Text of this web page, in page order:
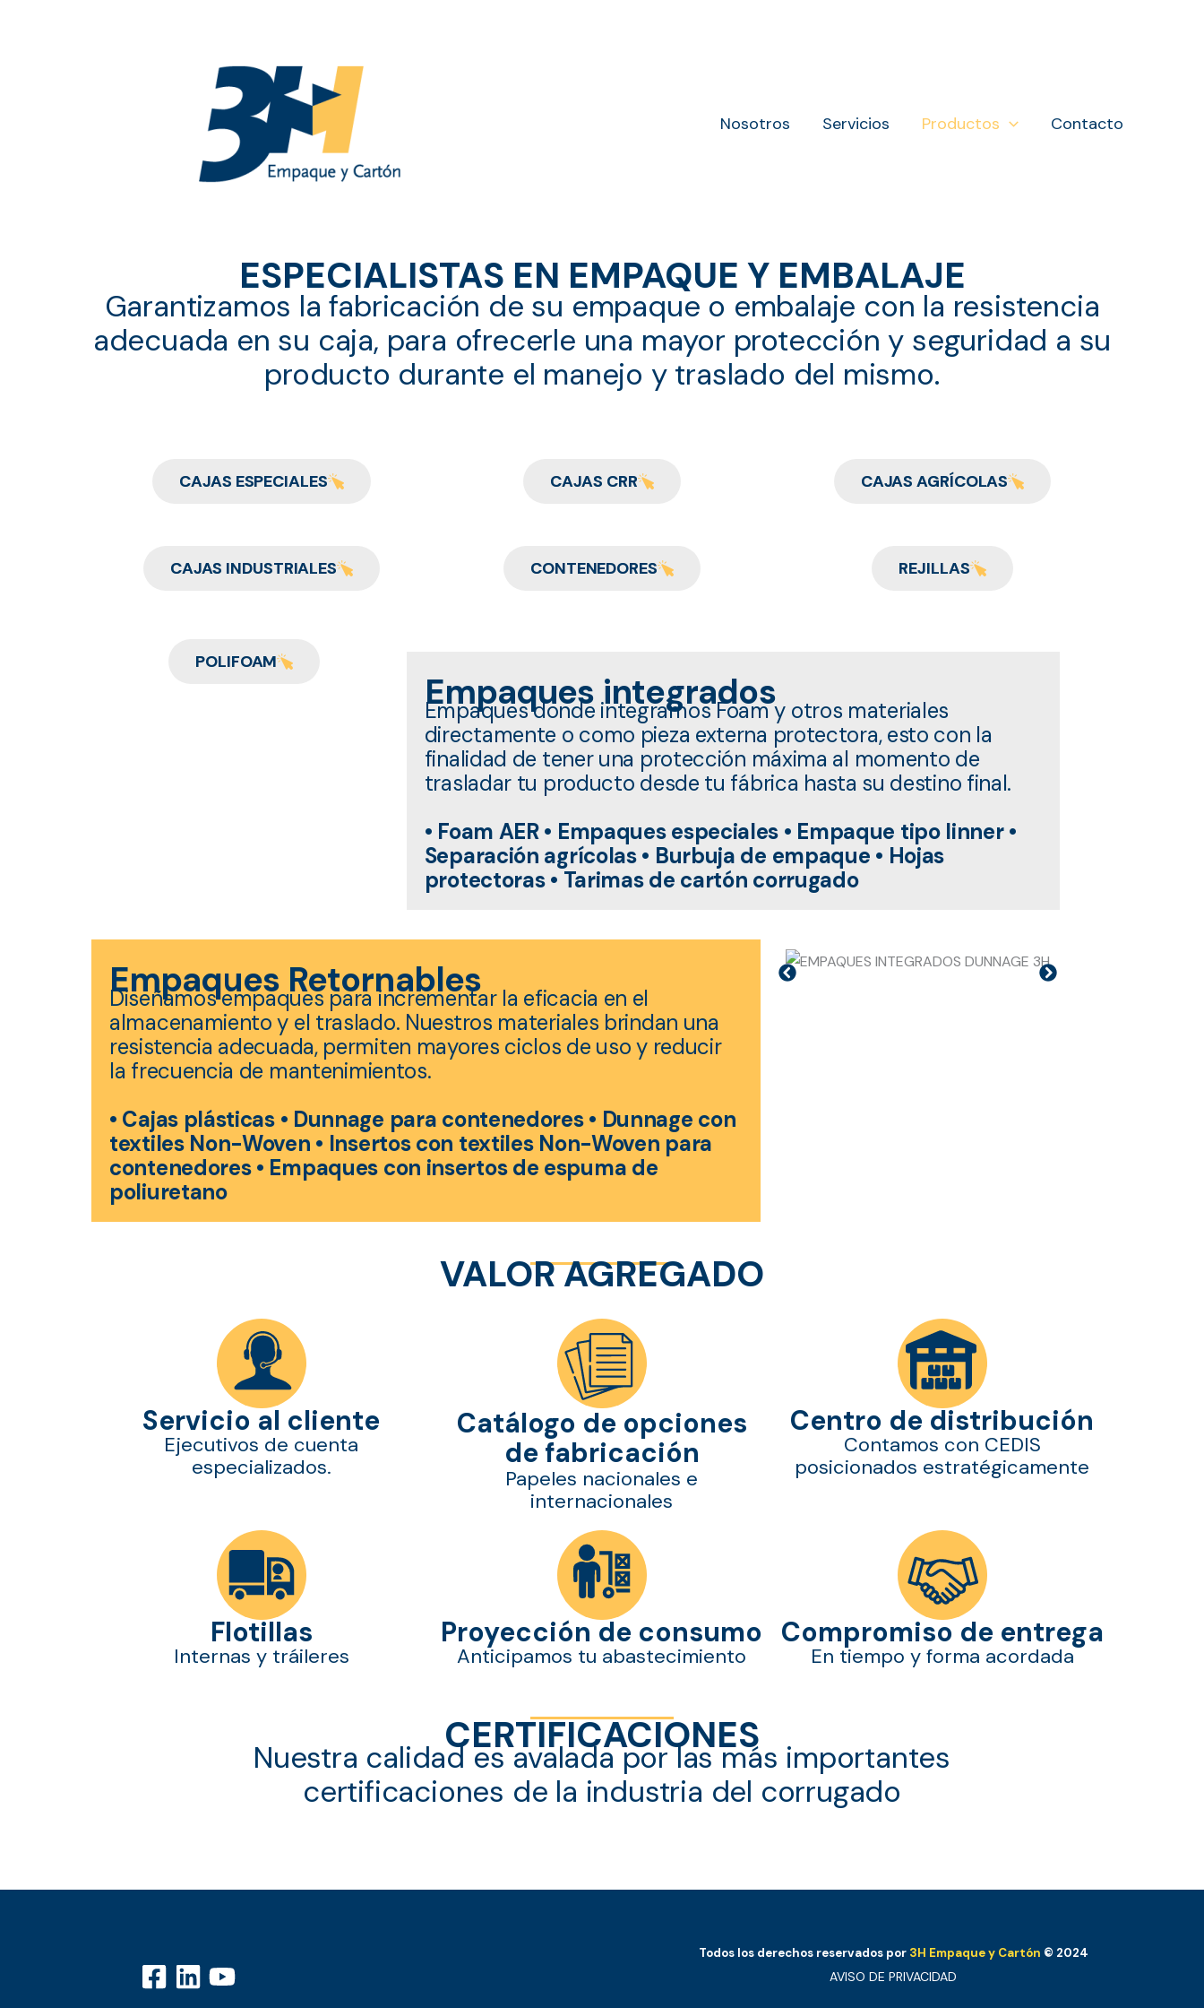
Nosotros Servicios Productos Contacto
ESPECIALISTAS EN EMPAQUE Y EMBALAJE
Garantizamos la fabricación de su empaque o embalaje con la resistencia
adecuada en su caja, para ofrecerle una mayor protección y seguridad a su
producto durante el manejo y traslado del mismo.
CAJAS ESPECIALES CAJAS CRR CAJAS AGRÍCOLAS
CAJAS INDUSTRIALES CONTENEDORES REJILLAS
POLIFOAM
Empaques integrados
Empaques donde integramos Foam y otros materiales
directamente o como pieza externa protectora, esto con la
finalidad de tener una protección máxima al momento de
trasladar tu producto desde tu fábrica hasta su destino final.
• Foam AER • Empaques especiales • Empaque tipo linner •
Separación agrícolas • Burbuja de empaque • Hojas
protectoras • Tarimas de cartón corrugado
Empaques Retornables
Diseñamos empaques para incrementar la eficacia en el
almacenamiento y el traslado. Nuestros materiales brindan una
resistencia adecuada, permiten mayores ciclos de uso y reducir
la frecuencia de mantenimientos.
• Cajas plásticas • Dunnage para contenedores • Dunnage con
textiles Non-Woven • Insertos con textiles Non-Woven para
contenedores • Empaques con insertos de espuma de
poliuretano
VALOR AGREGADO
Servicio al cliente
Ejecutivos de cuenta
especializados.
Catálogo de opciones
de fabricación
Papeles nacionales e
internacionales
Centro de distribución
Contamos con CEDIS
posicionados estratégicamente
Flotillas
Internas y tráileres
Proyección de consumo
Anticipamos tu abastecimiento
Compromiso de entrega
En tiempo y forma acordada
CERTIFICACIONES
Nuestra calidad es avalada por las más importantes
certificaciones de la industria del corrugado
Todos los derechos reservados por 3H Empaque y Cartón © 2024
AVISO DE PRIVACIDAD